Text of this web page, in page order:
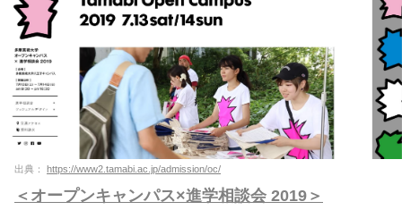
出典： https://www2.tamabi.ac.jp/admission/oc/
＜オープンキャンパス×進学相談会 2019＞